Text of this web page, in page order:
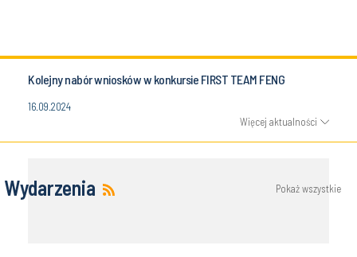
Kolejny nabór wniosków w konkursie FIRST TEAM FENG
16.09.2024
Więcej aktualności
Wydarzenia Pokaż wszystkie